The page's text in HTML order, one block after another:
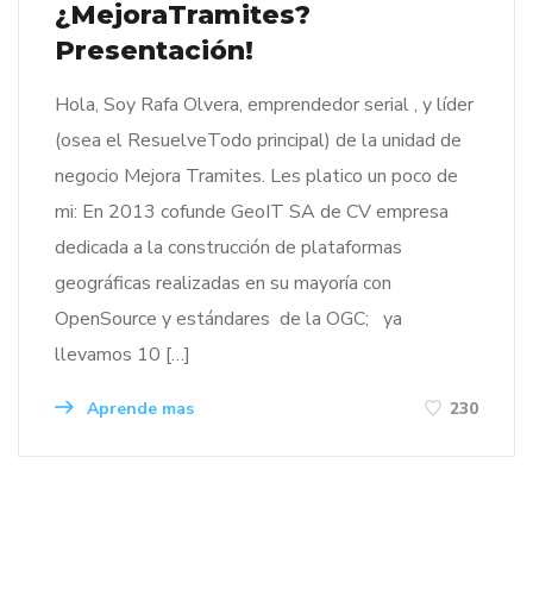
¿MejoraTramites?
Presentación!
Hola, Soy Rafa Olvera, emprendedor serial , y líder
(osea el ResuelveTodo principal) de la unidad de
negocio Mejora Tramites. Les platico un poco de
mi: En 2013 cofunde GeoIT SA de CV empresa
dedicada a la construcción de plataformas
geográficas realizadas en su mayoría con
OpenSource y estándares de la OGC; ya
llevamos 10 […]
Aprende mas 230